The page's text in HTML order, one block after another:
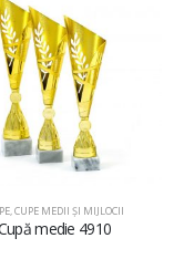
,CUPE MEDII ŞI MIJLOCII
medie 4910